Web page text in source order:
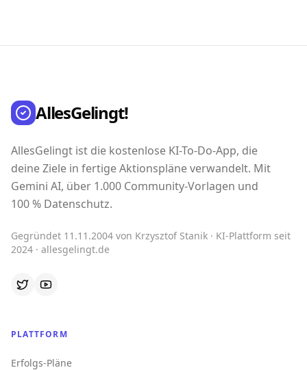
AllesGelingt!
AllesGelingt ist die kostenlose KI-To-Do-App, die
deine Ziele in fertige Aktionspläne verwandelt. Mit
Gemini AI, über 1.000 Community-Vorlagen und
100 % Datenschutz.
Gegründet 11.11.2004 von Krzysztof Stanik · KI-Plattform seit
2024 · allesgelingt.de
PLATTFORM
Erfolgs-Pläne